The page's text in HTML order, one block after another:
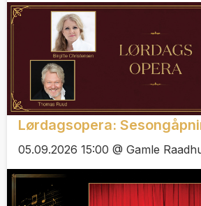
Lørdagsopera:
05.09.2026 15:00 @ Gamle